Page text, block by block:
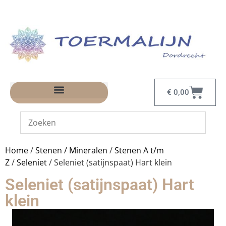
€ 0,00
Home/Stenen / Mineralen /Stenen A t/m
Z/Seleniet/ Seleniet (satijnspaat) Hart klein
Seleniet (satijnspaat) Hart
klein